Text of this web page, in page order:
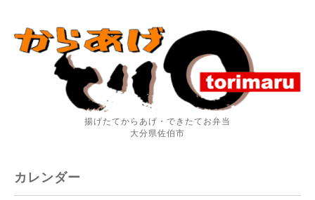
揚げたてからあげ・できたてお弁当
大分県佐伯市
カレンダー